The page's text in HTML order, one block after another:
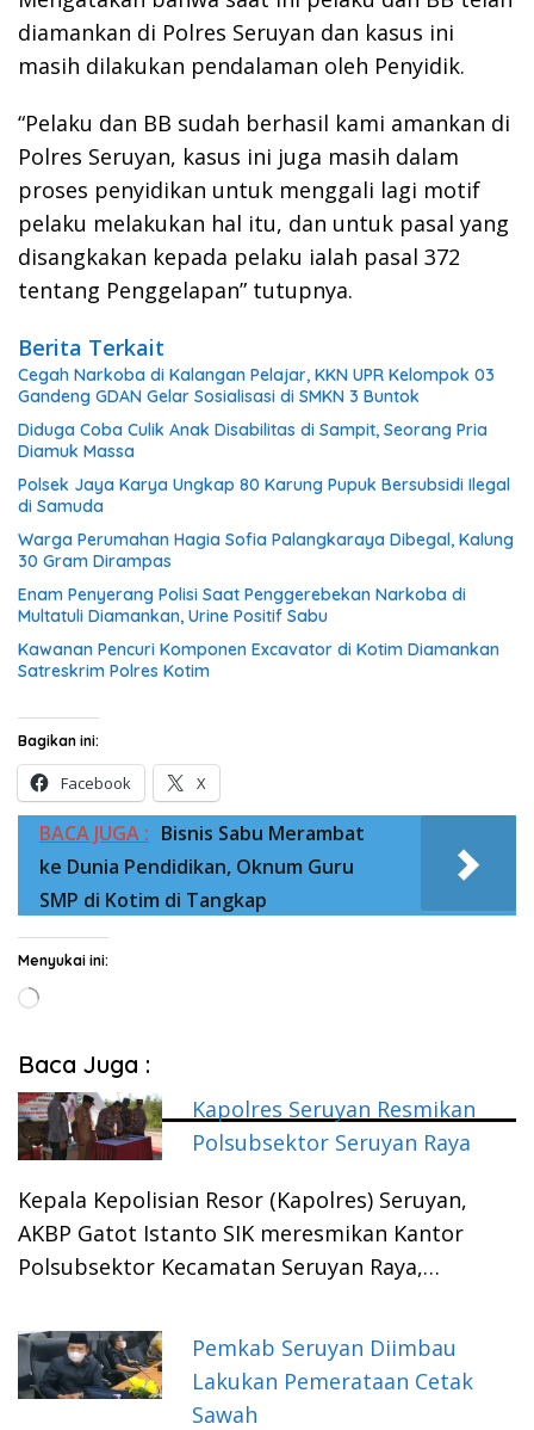
diamankan di Polres Seruyan dan kasus ini
masih dilakukan pendalaman oleh Penyidik.
“Pelaku dan BB sudah berhasil kami amankan di
Polres Seruyan, kasus ini juga masih dalam
proses penyidikan untuk menggali lagi motif
pelaku melakukan hal itu, dan untuk pasal yang
disangkakan kepada pelaku ialah pasal 372
tentang Penggelapan” tutupnya.
Berita Terkait
Cegah Narkoba di Kalangan Pelajar, KKN UPR Kelompok 03
Gandeng GDAN Gelar Sosialisasi di SMKN 3 Buntok
Diduga Coba Culik Anak Disabilitas di Sampit, Seorang Pria
Diamuk Massa
Polsek Jaya Karya Ungkap 80 Karung Pupuk Bersubsidi Ilegal
di Samuda
Warga Perumahan Hagia Sofia Palangkaraya Dibegal, Kalung
30 Gram Dirampas
Enam Penyerang Polisi Saat Penggerebekan Narkoba di
Multatuli Diamankan, Urine Positif Sabu
Kawanan Pencuri Komponen Excavator di Kotim Diamankan
Satreskrim Polres Kotim
Bagikan ini:
Facebook X
BACA JUGA : Bisnis Sabu Merambat
ke Dunia Pendidikan, Oknum Guru
SMP di Kotim di Tangkap
Menyukai ini:
Memuat...
Baca Juga :
Kapolres Seruyan Resmikan
Polsubsektor Seruyan Raya
Kepala Kepolisian Resor (Kapolres) Seruyan,
AKBP Gatot Istanto SIK meresmikan Kantor
Polsubsektor Kecamatan Seruyan Raya,…
Pemkab Seruyan Diimbau
Lakukan Pemerataan Cetak
Sawah